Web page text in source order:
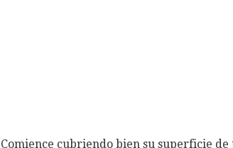
Comience cubriendo bien su superficie